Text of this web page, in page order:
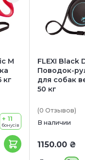
М
кг
+ 11
бонусів
FLEXI Black
Поводок-
для собак
50 кг
(0 Отзывов)
В наличии
1150.00 ₴